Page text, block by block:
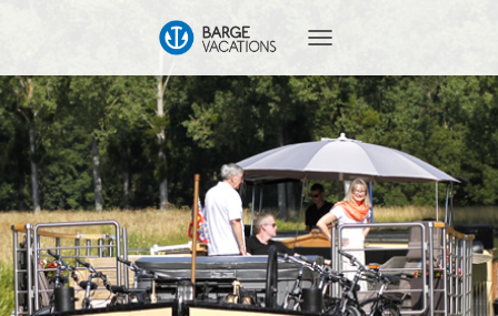
O
G
G
L
N
A
V
I
G
A
T